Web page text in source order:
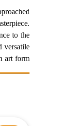
to the
versatile
art form.